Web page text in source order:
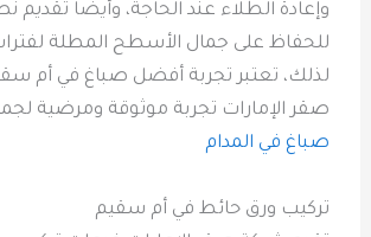
وإعادة الطلاء عند الحاجة، وأيضًا تقديم
للحفاظ على جمال الأسطح المطلة
لذلك، تعتبر تجربة أفضل صباغ في أم
صقر الإمارات تجربة موثوقة ومرضية
صباغ في المدام
تركيب ورق حائط في أم سقيم